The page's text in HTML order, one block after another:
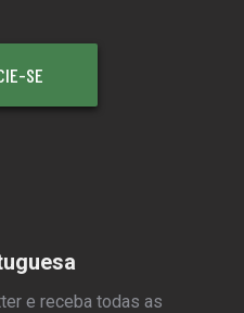
SE
e receba todas as